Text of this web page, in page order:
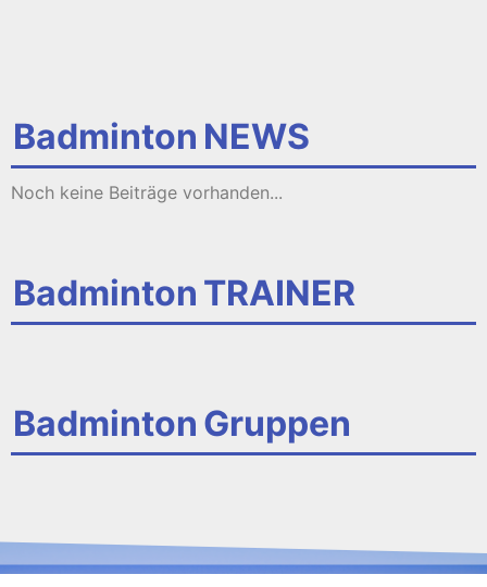
Badminton NEWS
Noch keine Beiträge vorhanden...
Badminton TRAINER
Badminton Gruppen